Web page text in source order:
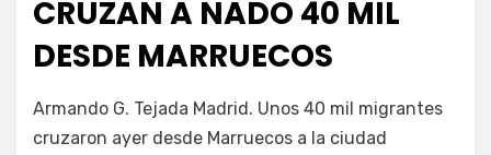
CRUZAN A NADO 40 MIL
DESDE MARRUECOS
Fernando Miranda Servín
Armando G. Tejada Madrid. Unos 40 mil migrantes
cruzaron ayer desde Marruecos a la ciudad